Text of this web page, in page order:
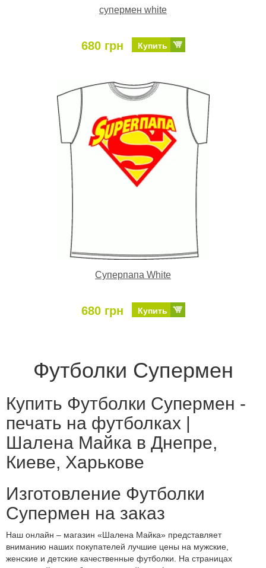
супермен white
680 грн Купить
Суперпапа White
680 грн Купить
Футболки Супермен
Купить Футболки Супермен -
печать на футболках |
Шалена Майка в Днепре,
Киеве, Харькове
Изготовление Футболки
Супермен на заказ
Наш онлайн – магазин «Шалена Майка» представляет
вниманию наших покупателей лучшие цены на мужские,
женские и детские качественные футболки. На страницах